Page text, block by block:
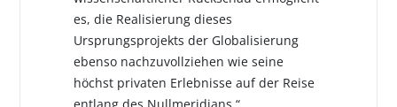
es, die Realisierung dieses
Ursprungsprojekts der Globalisierung
ebenso nachzuvollziehen wie seine
höchst privaten Erlebnisse auf der Reise